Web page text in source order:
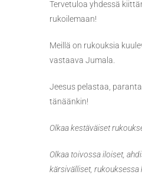
Tervetuloa yhdessä
rukoilemaan!
Meillä on rukouksia
vastaava Jumala.
Jeesus pelastaa,
tänäänkin!
Olkaa kestäväiset
Olkaa toivossa iloiset,
kärsivälliset, rukouksessa